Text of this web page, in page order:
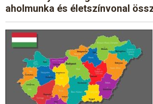
aholmunka és életszínvonal